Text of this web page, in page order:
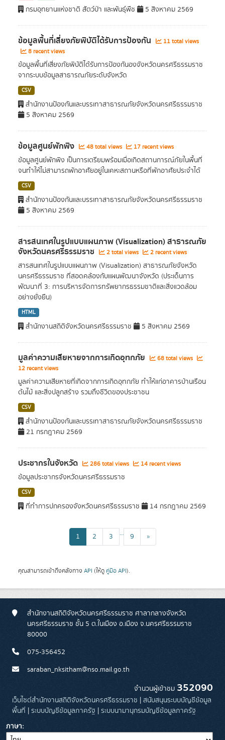
กรมอุทยานแห่งชาติ สัตว์ป่า และพันธุ์พืช 5 สิงหาคม 2569
ข้อมูลพื้นที่เสี่ยงภัยพิบัติได้รับการป้องกัน
11 total views
8 recent views
ข้อมูลพื้นที่เสี่ยงภัยพิบัติได้รับการป้องกันองจังหวัดนครศรีธรรมราช
จากระบบข้อมูลสาธารณภัยระดับจังหวัด
CSV
สำนักงานป้องกันและบรรเทาสาธารณภัยจังหวัดนครศรีธรรมราช
5 สิงหาคม 2569
ข้อมูลศูนย์พักพิง 48 total views 17 recent views
ข้อมูลศูนย์พักพิง เป็นการเตรียมพร้อมเมื่อเกิดสถานการณ์ภัยในพื้นที่
จนทำให้ไม่สามารถพักอาศัยอยู่ในเคหะสถานหรือที่พักอาศัยประจำได้
CSV
สำนักงานป้องกันและบรรเทาสาธารณภัยจังหวัดนครศรีธรรมราช
5 สิงหาคม 2569
สารสนเทศในรูปแบบแผนภาพ (Visualization) สาธารณภัย
จังหวัดนครศรีธรรมราช 2 total views 2 recent views
สารสนเทศในรูปแบบแผนภาพ (Visualization) สาธารณภัยจังหวัด
นครศรีธรรมราช ที่สอดคล้องกับแผนพัฒนาจังหวัด (ประเด็นการ
พัฒนาที่ 3: การบริหารจัดการทรัพยากรธรรมชาติและสิ่งแวดล้อม
อย่างยั่งยืน)
HTML
สำนักงานสถิติจังหวัดนครศรีธรรมราช 5 สิงหาคม 2569
มูลค่าความเสียหายจากการเกิดอุทกภัย
68 total views
12 recent views
มูลค่าความเสียหายที่เกิดจากการเกิดอุทกภัย ทำให้แก่อาคารบ้านเรือน
ต้นไม้ และสิ่งปลูกสร้าง รวมถึงชีวิตของประชาชน
CSV
สำนักงานป้องกันและบรรเทาสาธารณภัยจังหวัดนครศรีธรรมราช
21 กรกฎาคม 2569
ประชากรในจังหวัด 286 total views 14 recent views
ข้อมูลประชากรจังหวัดนครศรีธรรมราช
CSV
ที่ทำการปกครองจังหวัดนครศรีธรรมราช 14 กรกฎาคม 2569
1 2 3 ... 9 »
คุณสามารถเข้าถึงคลังทาง API (ให้ดู คู่มือ API).
สำนักงานสถิติจังหวัดนครศรีธรรมราช ศาลากลางจังหวัด
นครศรีธรรมราช ชั้น 5 ต.ในเมือง อ.เมือง จ.นครศรีธรรมราช
80000
075-356452
saraban_nksitham@nso.mail.go.th
จำนวนผู้เข้าชม 352090
เว็บไซต์สำนักงานสถิติจังหวัดนครศรีธรรมราช | สนับสนุนระบบบัญชีข้อมูล
พื้นที่ | ระบบบัญชีข้อมูลภาครัฐ | ระบบนามานุกรมบัญชีข้อมูลภาครัฐ
ภาษา